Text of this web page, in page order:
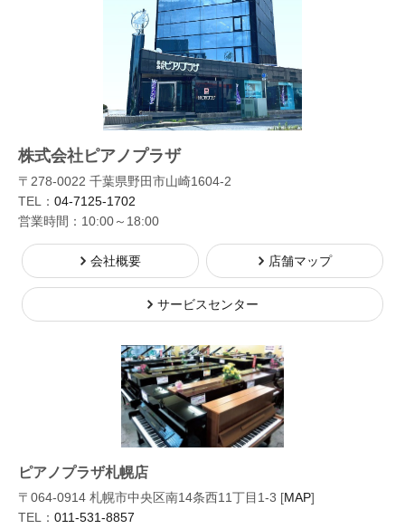
株式会社ピアノプラザ
〒278-0022 千葉県野田市山崎1604-2
TEL： 04-7125-1702
営業時間：10:00～18:00
会社概要 店舗マップ
サービスセンター
ピアノプラザ札幌店
〒064-0914 札幌市中央区南14条西11丁目1-3 [MAP]
TEL： 011-531-8857